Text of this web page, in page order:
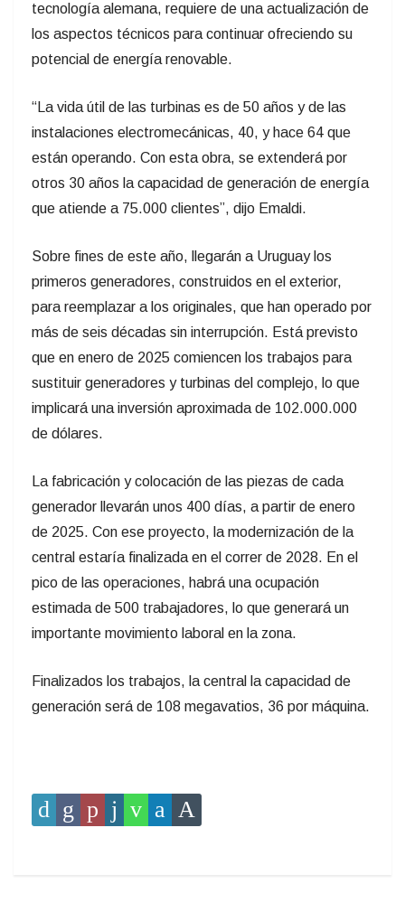
tecnología alemana, requiere de una actualización de
los aspectos técnicos para continuar ofreciendo su
potencial de energía renovable.
“La vida útil de las turbinas es de 50 años y de las
instalaciones electromecánicas, 40, y hace 64 que
están operando. Con esta obra, se extenderá por
otros 30 años la capacidad de generación de energía
que atiende a 75.000 clientes”, dijo Emaldi.
Sobre fines de este año, llegarán a Uruguay los
primeros generadores, construidos en el exterior,
para reemplazar a los originales, que han operado por
más de seis décadas sin interrupción. Está previsto
que en enero de 2025 comiencen los trabajos para
sustituir generadores y turbinas del complejo, lo que
implicará una inversión aproximada de 102.000.000
de dólares.
La fabricación y colocación de las piezas de cada
generador llevarán unos 400 días, a partir de enero
de 2025. Con ese proyecto, la modernización de la
central estaría finalizada en el correr de 2028. En el
pico de las operaciones, habrá una ocupación
estimada de 500 trabajadores, lo que generará un
importante movimiento laboral en la zona.
Finalizados los trabajos, la central la capacidad de
generación será de 108 megavatios, 36 por máquina.